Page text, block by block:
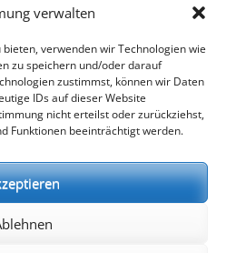
verwalten
verwenden wir Technologien wie
zu speichern und/oder darauf
zustimmst, können wir Daten
IDs auf dieser Website
nicht erteilst oder zurückziehst,
Funktionen beeinträchtigt werden.
„Innovative
sowie kleinere
im Fokus.weiterlesen…
–
und Energiewende.